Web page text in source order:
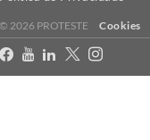
© 2026 PROTESTE Cookies